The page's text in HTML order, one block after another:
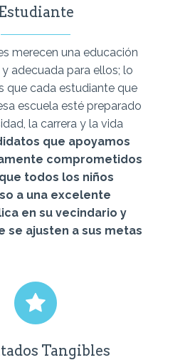
merecen una educación
adecuada para ellos; lo
que cada estudiante que
escuela esté preparado
la carrera y la vida
que apoyamos
comprometidos
todos los niños
a una excelente
en su vecindario y
se ajusten a sus metas
Tangibles